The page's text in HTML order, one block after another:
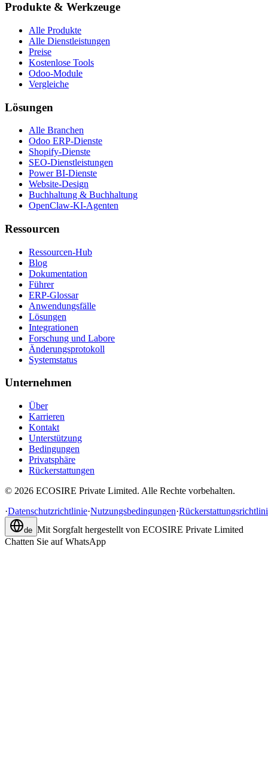
Produkte & Werkzeuge
Alle Produkte
Alle Dienstleistungen
Preise
Kostenlose Tools
Odoo-Module
Vergleiche
Lösungen
Alle Branchen
Odoo ERP-Dienste
Shopify-Dienste
SEO-Dienstleistungen
Power BI-Dienste
Website-Design
Buchhaltung & Buchhaltung
OpenClaw-KI-Agenten
Ressourcen
Ressourcen-Hub
Blog
Dokumentation
Führer
ERP-Glossar
Anwendungsfälle
Lösungen
Integrationen
Forschung und Labore
Änderungsprotokoll
Systemstatus
Unternehmen
Über
Karrieren
Kontakt
Unterstützung
Bedingungen
Privatsphäre
Rückerstattungen
© 2026 ECOSIRE Private Limited. Alle Rechte vorbehalten.
·Datenschutzrichtlinie·Nutzungsbedingungen·
de Mit Sorgfalt hergestellt von ECOSIRE Private Limited
Chatten Sie auf WhatsApp